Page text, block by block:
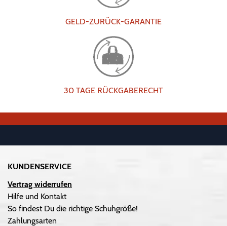
GELD-ZURÜCK-GARANTIE
30 TAGE RÜCKGABERECHT
KUNDENSERVICE
Vertrag widerrufen
Hilfe und Kontakt
So findest Du die richtige Schuhgröße!
Zahlungsarten